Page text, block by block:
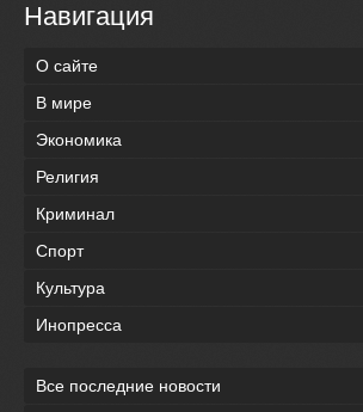
Навигация
О сайте
В мире
Экономика
Религия
Криминал
Спорт
Культура
Инопресса
Все последние новости